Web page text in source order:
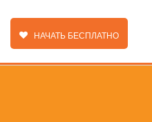
Toggle
ЗАКАЗАТЬ ЗВОНОК
НАЧАТЬ БЕСПЛАТНО